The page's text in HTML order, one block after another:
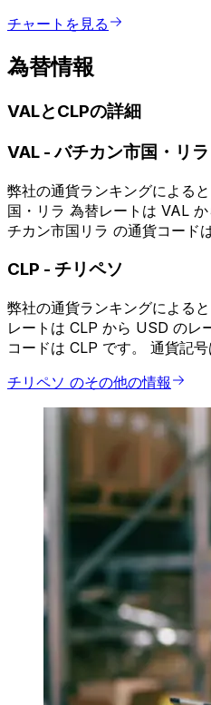
チャートを見る
為替情報
VALとCLPの詳細
VAL -バチカン市国・リラ
弊社の通貨ランキングによる
国・リラ 為替レートは VAL
チカン市国リラ の通貨コード
CLP - チリペソ
弊社の通貨ランキングによる
レートは CLP から USD のレ
コードは CLP です。 通貨記号
チリペソ のその他の情報